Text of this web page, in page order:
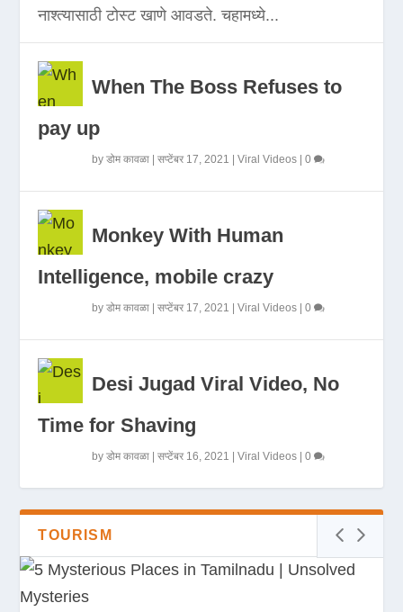
नाश्त्यासाठी टोस्ट खाणे आवडते. चहामध्ये...
When The Boss Refuses to
pay up
byडोम कावळा |सप्टेंबर 17, 2021 |Viral Videos |0
Monkey With Human
Intelligence, mobile crazy
byडोम कावळा |सप्टेंबर 17, 2021 |Viral Videos |0
Desi Jugad Viral Video, No
Time for Shaving
byडोम कावळा |सप्टेंबर 16, 2021 |Viral Videos |0
TOURISM